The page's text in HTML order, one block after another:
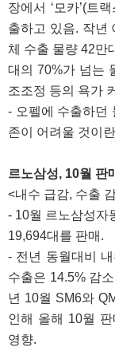
장에서 ‘모카’(트
출하고 있음. 작년
체 수출 물량 42만
대의 70%가 넘는
조조정 등의 욕가
- 오펠에 수출하던
존이 어려울 것이
르노삼성, 10월 판
<내수 급감, 수출
- 10월 르노삼성자
19,694대를 판매.
- 전년 동월대비
수출은 14.5% 감
년 10월 SM6와
인해 올해 10월
영향.